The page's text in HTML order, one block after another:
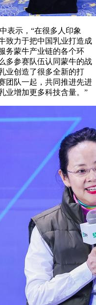
示，“在很多人印象
致力于把中国乳业打造成
务蒙牛产业链的各个环
多参赛队伍认同蒙牛的战
业创造了很多全新的打
团队一起，共同推进先进
业增加更多科技含量。”